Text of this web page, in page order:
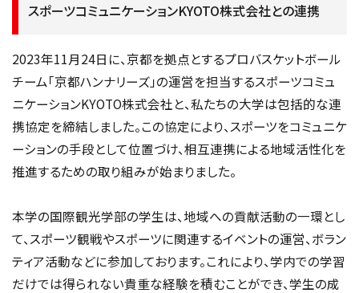
スポーツコミュニケーションKYOTO株式会社との連携
2023年11月24日に、京都を拠点とするプロバスケットボール
チーム「京都ハンナリーズ」の運営を担当するスポーツコミュ
ニケーションKYOTO株式会社と、私たちの大学は包括的な連
携協定を締結しました。この協定により、スポーツをコミュニケ
ーションの手段として位置づけ、相互連携による地域活性化を
推進するための取り組みが始まりました。
本学の国際観光学部の学生は、地域への貢献活動の一環とし
て、スポーツ観戦やスポーツに関連するイベントの運営、ボラン
ティア活動などに参加しております。これにより、学内での学習
だけでは得られない貴重な経験を積むことができ、学生の成